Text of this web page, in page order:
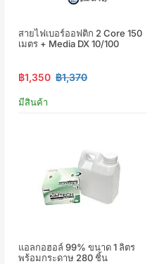
สายไฟเบอร์ออฟติก 2 Core 150
เมตร + Media DX 10/100
฿1,350 ฿1,370
มีสินค้า
แอลกอฮอล์ 99% ขนาด 1 ลิตร
พร้อมกระดาษ 280 ชิ้น